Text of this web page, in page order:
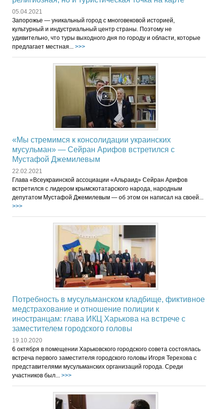
05.04.2021
Запорожье — уникальный город с многовековой историей,
культурный и индустриальный центр страны. Поэтому не
удивительно, что туры выходного дня по городу и области, которые
предлагает местная... >>>
«Мы стремимся к консолидации украинских
мусульман» — Сейран Арифов встретился с
Мустафой Джемилевым
22.02.2021
Глава «Всеукраинской ассоциации «Альраид» Сейран Арифов
встретился с лидером крымскотатарского народа, народным
депутатом Мустафой Джемилевым — об этом он написал на своей...
>>>
Потребность в мусульманском кладбище, фиктивное
медстрахование и отношение полиции к
иностранцам: глава ИКЦ Харькова на встрече с
заместителем городского головы
19.10.2020
6 октября в помещении Харьковского городского совета состоялась
встреча первого заместителя городского головы Игоря Терехова с
представителями мусульманских организаций города. Среди
участников был... >>>